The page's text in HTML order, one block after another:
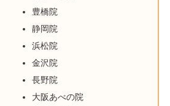
豊橋院
静岡院
浜松院
金沢院
長野院
大阪あべの院